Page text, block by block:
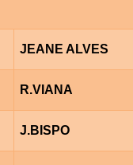
JEANE ALVES
R.VIANA
J.BISPO